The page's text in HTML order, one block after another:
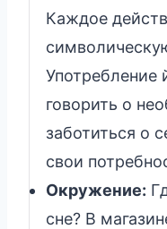
Каждое
Употребление
говорить о
заботиться о
свои
Окружение:
сне? В